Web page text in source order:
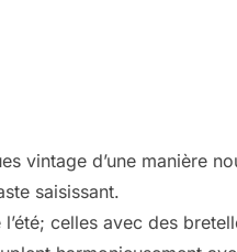
vintage d’une manière
saisissant.
celles avec des